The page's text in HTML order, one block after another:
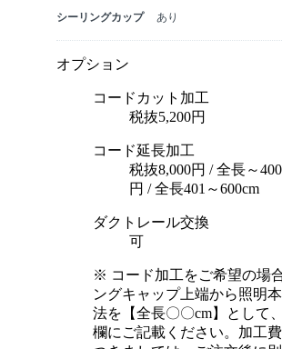
シーリングカップ あり
オプション
コードカット加工
税抜5,200円
コード延長加工
税抜8,000円 / 全長～
円 / 全長401～600cm
ダクトレール交換
可
※ コード加工をご希望の場
ングキャップ上端から照明
法を【全長〇〇cm】として
欄にご記載ください。加工